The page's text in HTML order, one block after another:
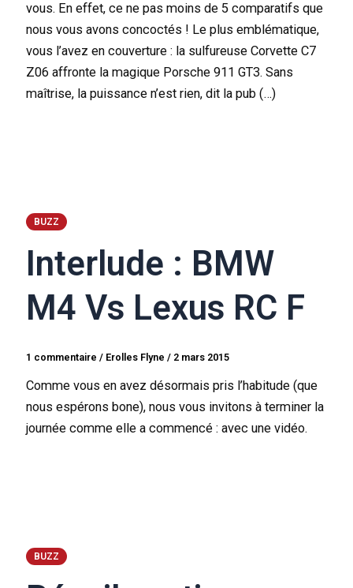
vous. En effet, ce ne pas moins de 5 comparatifs que
nous vous avons concoctés ! Le plus emblématique,
vous l’avez en couverture : la sulfureuse Corvette C7
Z06 affronte la magique Porsche 911 GT3. Sans
maîtrise, la puissance n’est rien, dit la pub (…)
BUZZ
Interlude : BMW
M4 Vs Lexus RC F
1 commentaire / Erolles Flyne/ 2 mars 2015
Comme vous en avez désormais pris l’habitude (que
nous espérons bone), nous vous invitons à terminer la
journée comme elle a commencé : avec une vidéo.
BUZZ